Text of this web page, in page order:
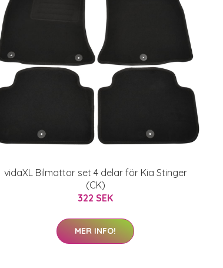
vidaXL Bilmattor set 4 delar för Kia Stinger
(CK)
322 SEK
MER INFO!